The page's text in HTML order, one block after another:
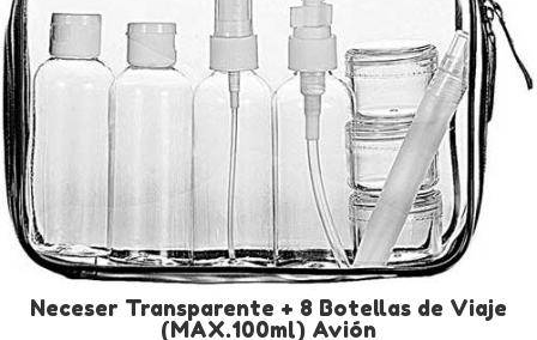
Neceser Transparente + 8 Botellas de Viaje
(MAX.100ml) Avión